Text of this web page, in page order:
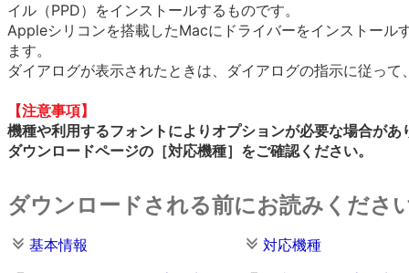
イル（PPD）をインストールするものです。
Appleシリコンを搭載したMacにドライバーをインストー
ます。
ダイアログが表示されたときは、ダイアログの指示に従っ
【注意事項】
機種や利用するフォントによりオプションが必要な場合があ
ダウンロードページの［対応機種］をご確認ください。
ダウンロードされる前にお読みくださ
基本情報
対応機種